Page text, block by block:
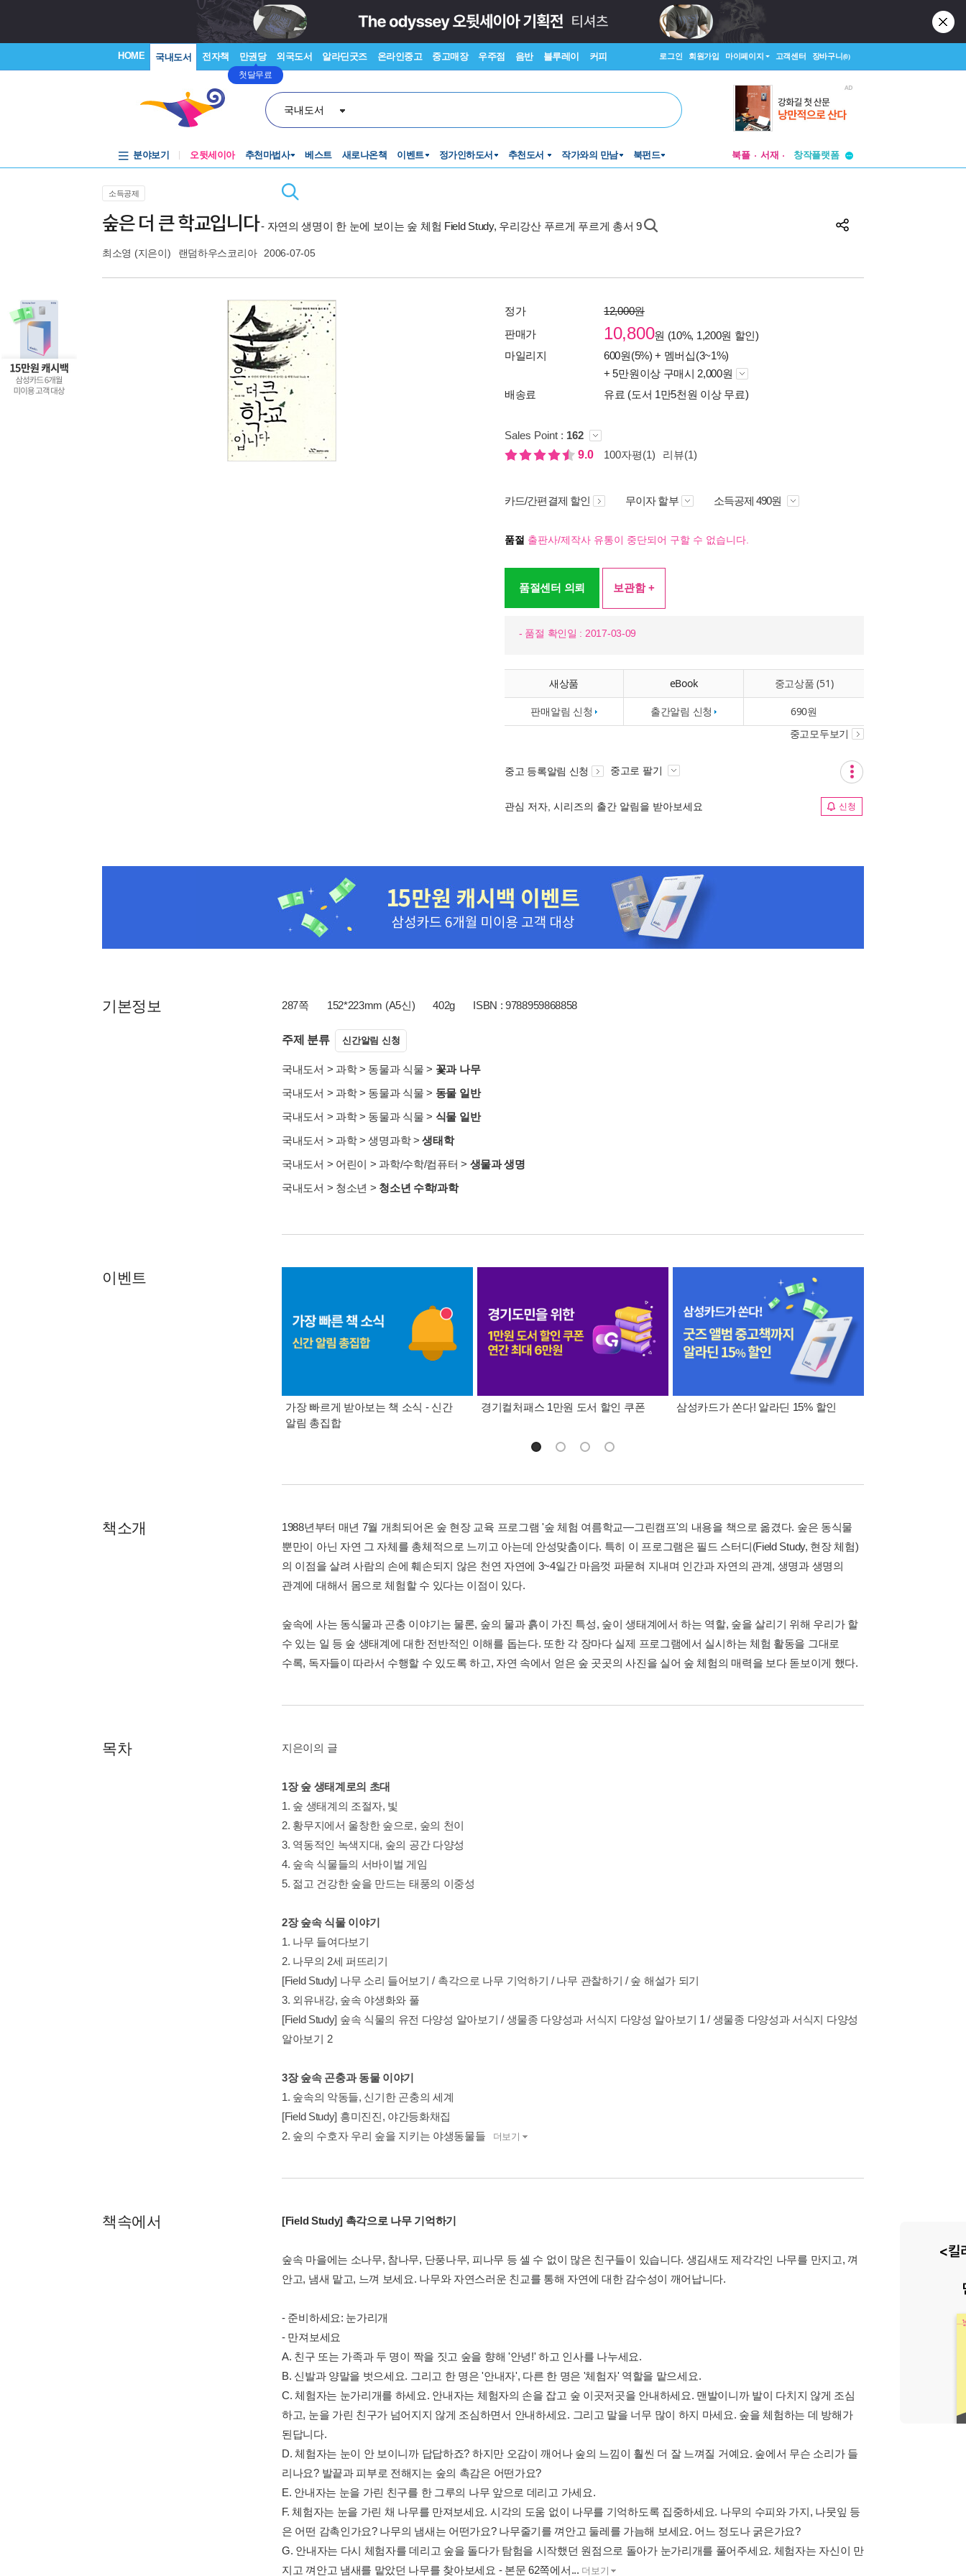
HOME 국내도서 전자책 만권당
첫달무료
외국도서 알라딘굿즈 온라인중고 중고매장 우주점 음반 블루레이 커피 로그인 회원가입 마이페이지 고객센터 장바구니(0)
국내도서
분야보기 오뒷세이아 추천마법사 베스트 새로나온책 이벤트 정가인하도서 추천도서 작가와의 만남 북펀드 북플 서재
창작플랫폼
소득공제
숲은 더 큰 학교입니다- 자연의 생명이 한 눈에 보이는 숲 체험 Field Study, 우리강산 푸르게 푸르게 총서 9
최소영 (지은이) 랜덤하우스코리아 2006-07-05
정가
12,000원
판매가
10,800원 (10%, 1,200원 할인)
마일리지
600원(5%) + 멤버십(3~1%)
+ 5만원이상 구매시 2,000원
배송료
유료 (도서 1만5천원 이상 무료)
Sales Point : 162
9.0
100자평(1) 리뷰(1)
카드/간편결제 할인 무이자 할부 소득공제 490원
품절 출판사/제작사 유통이 중단되어 구할 수 없습니다.
품절센터 의뢰 보관함 +
- 품절 확인일 : 2017-03-09
새상품 eBook 중고상품 (51)
판매알림 신청 출간알림 신청 690원
중고모두보기
중고 등록알림 신청 중고로 팔기
관심 저자, 시리즈의 출간 알림을 받아보세요 신청
기본정보 287쪽 152*223mm (A5신) 402g ISBN : 9788959868858
주제 분류 신간알림 신청
국내도서 > 과학> 동물과 식물 > 꽃과 나무
국내도서 > 과학> 동물과 식물 > 동물 일반
국내도서 > 과학> 동물과 식물 > 식물 일반
국내도서 > 과학>생명과학>생태학
국내도서 > 어린이 >과학/수학/컴퓨터 > 생물과 생명
국내도서 > 청소년 > 청소년 수학/과학
이벤트
가장 빠르게 받아보는 책 소식 - 신간
알림 총집합
경기컬처패스 1만원 도서 할인 쿠폰 삼성카드가 쏜다! 알라딘 15% 할인
책소개
1988년부터 매년 7월 개최되어온 숲 현장 교육 프로그램 '숲 체험 여름학교―그린캠프'의 내용을 책으로 옮겼다. 숲은 동식물
뿐만이 아닌 자연 그 자체를 총체적으로 느끼고 아는데 안성맞춤이다. 특히 이 프로그램은 필드 스터디(Field Study, 현장 체험)
의 이점을 살려 사람의 손에 훼손되지 않은 천연 자연에 3~4일간 마음껏 파묻혀 지내며 인간과 자연의 관계, 생명과 생명의
관계에 대해서 몸으로 체험할 수 있다는 이점이 있다.
숲속에 사는 동식물과 곤충 이야기는 물론, 숲의 물과 흙이 가진 특성, 숲이 생태계에서 하는 역할, 숲을 살리기 위해 우리가 할
수 있는 일 등 숲 생태계에 대한 전반적인 이해를 돕는다. 또한 각 장마다 실제 프로그램에서 실시하는 체험 활동을 그대로
수록, 독자들이 따라서 수행할 수 있도록 하고, 자연 속에서 얻은 숲 곳곳의 사진을 실어 숲 체험의 매력을 보다 돋보이게 했다.
목차 지은이의 글
1장 숲 생태계로의 초대
1. 숲 생태계의 조절자, 빛
2. 황무지에서 울창한 숲으로, 숲의 천이
3. 역동적인 녹색지대, 숲의 공간 다양성
4. 숲속 식물들의 서바이벌 게임
5. 젊고 건강한 숲을 만드는 태풍의 이중성
2장 숲속 식물 이야기
1. 나무 들여다보기
2. 나무의 2세 퍼뜨리기
[Field Study] 나무 소리 들어보기 / 촉각으로 나무 기억하기 / 나무 관찰하기 / 숲 해설가 되기
3. 외유내강, 숲속 야생화와 풀
[Field Study] 숲속 식물의 유전 다양성 알아보기 / 생물종 다양성과 서식지 다양성 알아보기 1 / 생물종 다양성과 서식지 다양성
알아보기 2
3장 숲속 곤충과 동물 이야기
1. 숲속의 악동들, 신기한 곤충의 세계
[Field Study] 흥미진진, 야간등화채집
2. 숲의 수호자 우리 숲을 지키는 야생동물들
더보기
책속에서 [Field Study] 촉각으로 나무 기억하기
숲속 마을에는 소나무, 참나무, 단풍나무, 피나무 등 셀 수 없이 많은 친구들이 있습니다. 생김새도 제각각인 나무를 만지고, 껴
안고, 냄새 맡고, 느껴 보세요. 나무와 자연스러운 친교를 통해 자연에 대한 감수성이 깨어납니다.
- 준비하세요: 눈가리개
- 만져보세요
A. 친구 또는 가족과 두 명이 짝을 짓고 숲을 향해 '안녕!' 하고 인사를 나누세요.
B. 신발과 양말을 벗으세요. 그리고 한 명은 '안내자', 다른 한 명은 '체험자' 역할을 맡으세요.
C. 체험자는 눈가리개를 하세요. 안내자는 체험자의 손을 잡고 숲 이곳저곳을 안내하세요. 맨발이니까 발이 다치지 않게 조심
하고, 눈을 가린 친구가 넘어지지 않게 조심하면서 안내하세요. 그리고 말을 너무 많이 하지 마세요. 숲을 체험하는 데 방해가
된답니다.
D. 체험자는 눈이 안 보이니까 답답하죠? 하지만 오감이 깨어나 숲의 느낌이 훨씬 더 잘 느껴질 거예요. 숲에서 무슨 소리가 들
리나요? 발끝과 피부로 전해지는 숲의 촉감은 어떤가요?
E. 안내자는 눈을 가린 친구를 한 그루의 나무 앞으로 데리고 가세요.
F. 체험자는 눈을 가린 채 나무를 만져보세요. 시각의 도움 없이 나무를 기억하도록 집중하세요. 나무의 수피와 가지, 나뭇잎 등
은 어떤 감촉인가요? 나무의 냄새는 어떤가요? 나무줄기를 껴안고 둘레를 가늠해 보세요. 어느 정도나 굵은가요?
G. 안내자는 다시 체험자를 데리고 숲을 돌다가 탐험을 시작했던 원점으로 돌아가 눈가리개를 풀어주세요. 체험자는 자신이 만
지고 껴안고 냄새를 맡았던 나무를 찾아보세요 - 본문 62쪽에서... 더보기